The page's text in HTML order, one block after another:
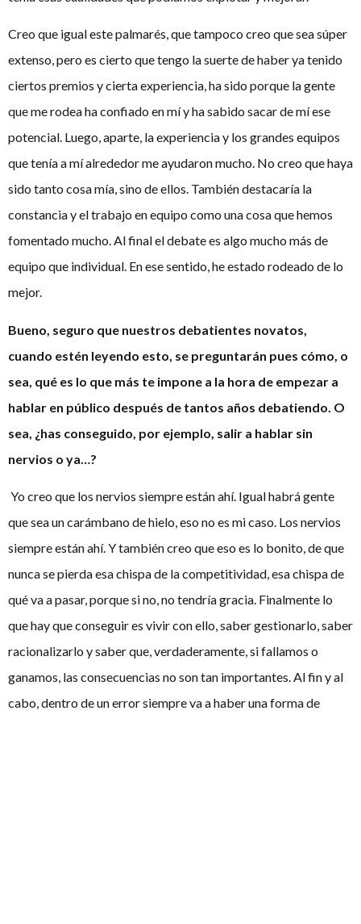
Creo que igual este palmarés, que tampoco creo que sea súper
extenso, pero es cierto que tengo la suerte de haber ya tenido
ciertos premios y cierta experiencia, ha sido porque la gente
que me rodea ha confiado en mí y ha sabido sacar de mí ese
potencial. Luego, aparte, la experiencia y los grandes equipos
que tenía a mí alrededor me ayudaron mucho. No creo que haya
sido tanto cosa mía, sino de ellos. También destacaría la
constancia y el trabajo en equipo como una cosa que hemos
fomentado mucho. Al final el debate es algo mucho más de
equipo que individual. En ese sentido, he estado rodeado de lo
mejor.
Bueno, seguro que nuestros debatientes novatos,
cuando estén leyendo esto, se preguntarán pues cómo, o
sea, qué es lo que más te impone a la hora de empezar a
hablar en público después de tantos años debatiendo. O
sea, ¿has conseguido, por ejemplo, salir a hablar sin
nervios o ya…?
Yo creo que los nervios siempre están ahí. Igual habrá gente
que sea un carámbano de hielo, eso no es mi caso. Los nervios
siempre están ahí. Y también creo que eso es lo bonito, de que
nunca se pierda esa chispa de la competitividad, esa chispa de
qué va a pasar, porque si no, no tendría gracia. Finalmente lo
que hay que conseguir es vivir con ello, saber gestionarlo, saber
racionalizarlo y saber que, verdaderamente, si fallamos o
ganamos, las consecuencias no son tan importantes. Al fin y al
cabo, dentro de un error siempre va a haber una forma de